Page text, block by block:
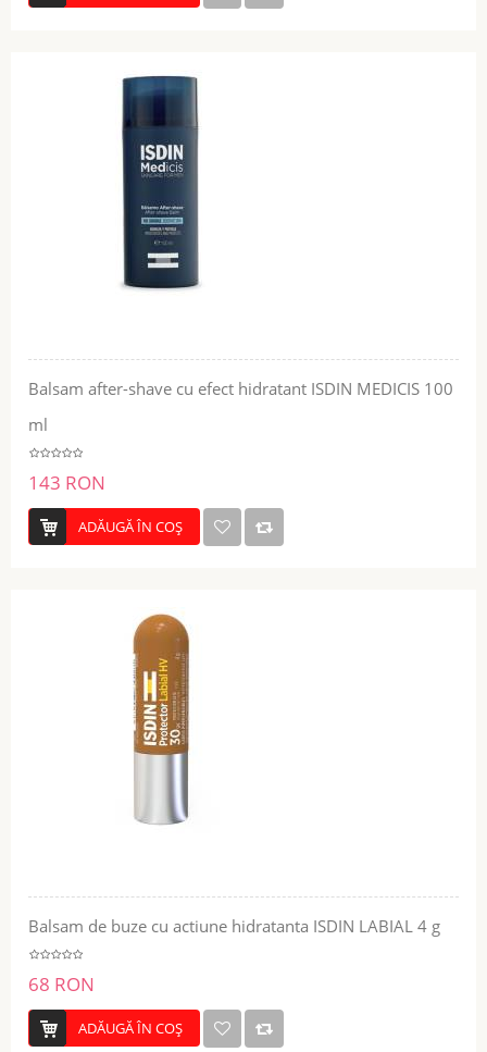
Balsam after-shave cu efect hidratant ISDIN MEDICIS 100
ml
143 RON
ADĂUGĂ ÎN COŞ
Balsam de buze cu actiune hidratanta ISDIN LABIAL 4 g
68 RON
ADĂUGĂ ÎN COŞ